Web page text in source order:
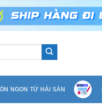
NGON TỪ HẢI SẢN